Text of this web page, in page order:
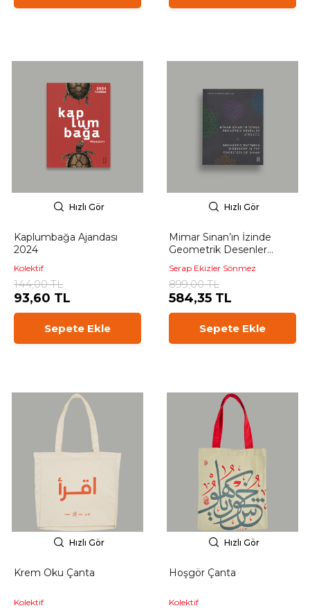
Hızlı Gör
Kaplumbağa Ajandası
2024
Kolektif
144,00 TL
93,60 TL
Sepete Ekle
Hızlı Gör
Mimar Sinan’ın İzinde
Geometrik Desenler
Serap Ekizler Sönmez
899,00 TL
584,35 TL
Sepete Ekle
Hızlı Gör
Krem Oku Çanta
Kolektif
Hızlı Gör
Hoşgör Çanta
Kolektif